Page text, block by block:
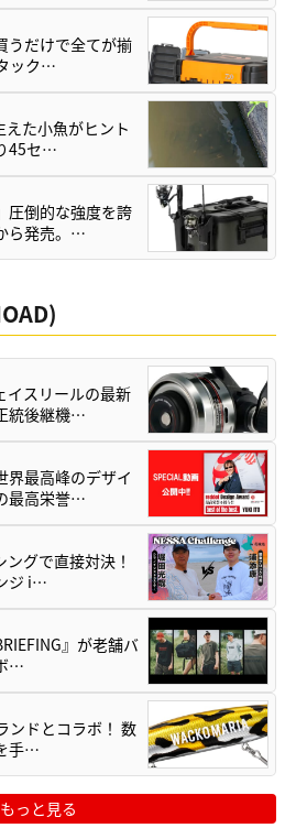
うだけで全てが揃
ック…
えた小魚がヒント
45セ…
圧倒的な強度を誇
ら発売。…
イスリールの最新
統後継機…
界最高峰のデザイ
最高栄誉…
グで直接対決！
ジ i…
』が老舗バ
…
ンドとコラボ！ 数
手…
もっと見る